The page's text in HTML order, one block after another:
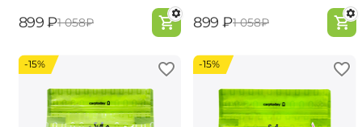
‍899‍ ₽‍1 058‍₽ ‍899‍ ₽‍1 058‍₽
-15% -15%